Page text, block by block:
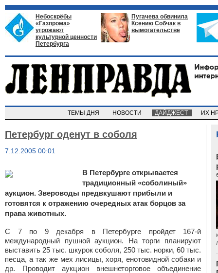
Небоскрёбы
«Газпрома»
угрожают
культурной ценности
Петербурга
Пугачева обвинила
Ксению Собчак в
вымогательстве
ТЕМЫ ДНЯ НОВОСТИ ДАЙДЖЕСТ ИХ
Петербург оденут в соболя
7.12.2005 00:01
В Петербурге открывается
традиционный «соболиный»
аукцион. Звероводы предвкушают прибыли и
готовятся к отражению очередных атак борцов за
права животных.
С 7 по 9 декабря в Петербурге пройдет 167-й
международный пушной аукцион. На торги планируют
выставить 25 тыс. шкурок соболя, 250 тыс. норки, 60 тыс.
песца, а так же мех лисицы, хоря, енотовидной собаки и
др. Проводит аукцион внешнеторговое объединение